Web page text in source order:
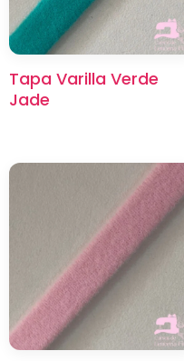
Tapa Varilla Verde
Jade